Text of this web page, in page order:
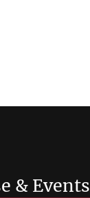
& Events